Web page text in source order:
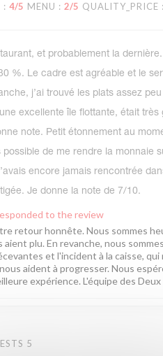
: 4/5 MENU : 2/5 QUALITY_PRICE
et probablement la
%. Le cadre est agréable et le
j’ai trouvé les plats assez
excellente île flottante, était très
note. Petit étonnement au
possible de me rendre la monnaie
encore jamais rencontrée
Je donne la note de 7/10.
to the review
retour honnête. Nous sommes
aient plu. En revanche, nous
et l'incident à la caisse, qui
aident à progresser. Nous
expérience. L'équipe des
5